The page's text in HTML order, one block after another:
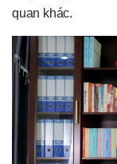
quan khác.